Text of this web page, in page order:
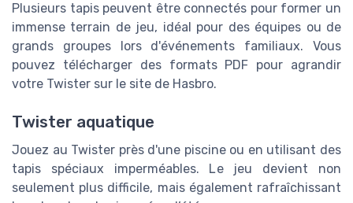
Plusieurs tapis peuvent être connectés pour former un
immense terrain de jeu, idéal pour des équipes ou de
grands groupes lors d'événements familiaux. Vous
pouvez télécharger des formats PDF pour agrandir
votre Twister sur le site de Hasbro.
Twister aquatique
Jouez au Twister près d'une piscine ou en utilisant des
tapis spéciaux imperméables. Le jeu devient non
seulement plus difficile, mais également rafraîchissant